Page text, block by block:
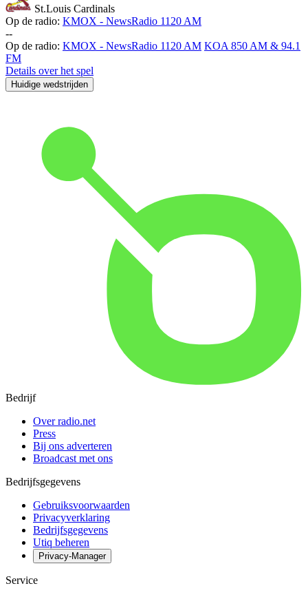
St.Louis Cardinals
Op de radio: KMOX - NewsRadio 1120 AM
--
Op de radio: KMOX - NewsRadio 1120 AM KOA 850 AM & 94.1
FM
Details over het spel
Huidige wedstrijden
Bedrijf
Over radio.net
Press
Bij ons adverteren
Broadcast met ons
Bedrijfsgegevens
Gebruiksvoorwaarden
Privacyverklaring
Bedrijfsgegevens
Utiq beheren
Privacy-Manager
Service